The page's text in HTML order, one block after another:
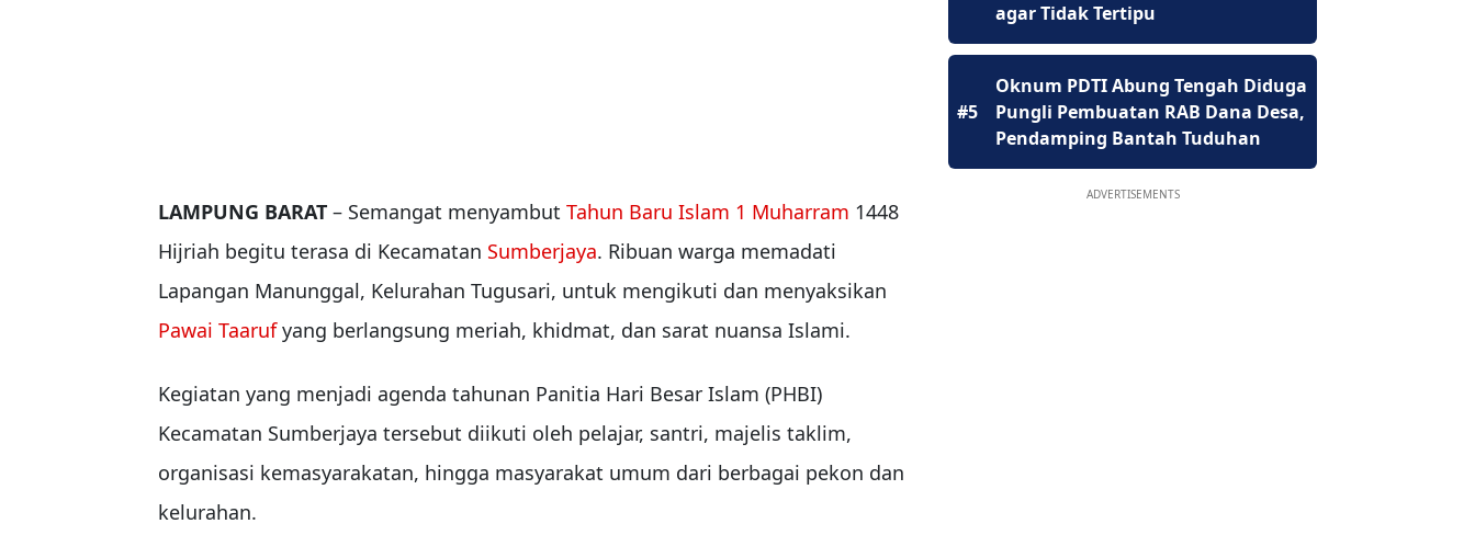
LAMPUNG BARAT – Semangat menyambut Tahun Baru Islam 1 Muharram 1448
Hijriah begitu terasa di Kecamatan Sumberjaya. Ribuan warga memadati
Lapangan Manunggal, Kelurahan Tugusari, untuk mengikuti dan menyaksikan
Pawai Taarufyang berlangsung meriah, khidmat, dan sarat nuansa Islami.
Kegiatan yang menjadi agenda tahunan Panitia Hari Besar Islam (PHBI)
Kecamatan Sumberjaya tersebut diikuti oleh pelajar, santri, majelis taklim,
organisasi kemasyarakatan, hingga masyarakat umum dari berbagai pekon dan
kelurahan.
agar Tidak Tertipu
#5
Oknum PDTI Abung Tengah Diduga
Pungli Pembuatan RAB Dana Desa,
Pendamping Bantah Tuduhan
ADVERTISEMENTS